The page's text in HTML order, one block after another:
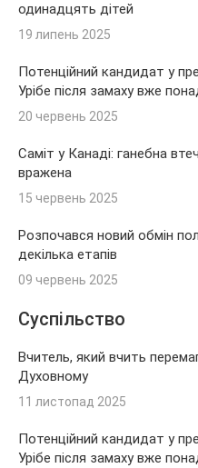
одинадцять дітей
19 липень 2025
Потенційний кандидат у
Урібе після замаху вже
20 червень 2025
Саміт у Канаді: ганебна
вражена
15 червень 2025
Розпочався новий обмін
декілька етапів
09 червень 2025
Суспільство
Вчитель, який вчить
Духовному
11 листопад 2025
Потенційний кандидат у
Урібе після замаху вже